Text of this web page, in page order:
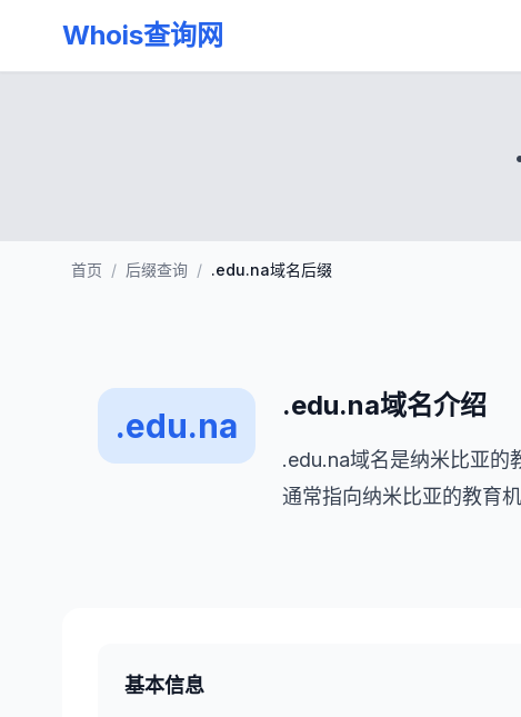
Whois查询网
首页 / 后缀查询 / .edu.na域名后缀
.edu.na
.edu.na域名介绍
.edu.na域名是纳米比亚的
通常指向纳米比亚的教育机
基本信息